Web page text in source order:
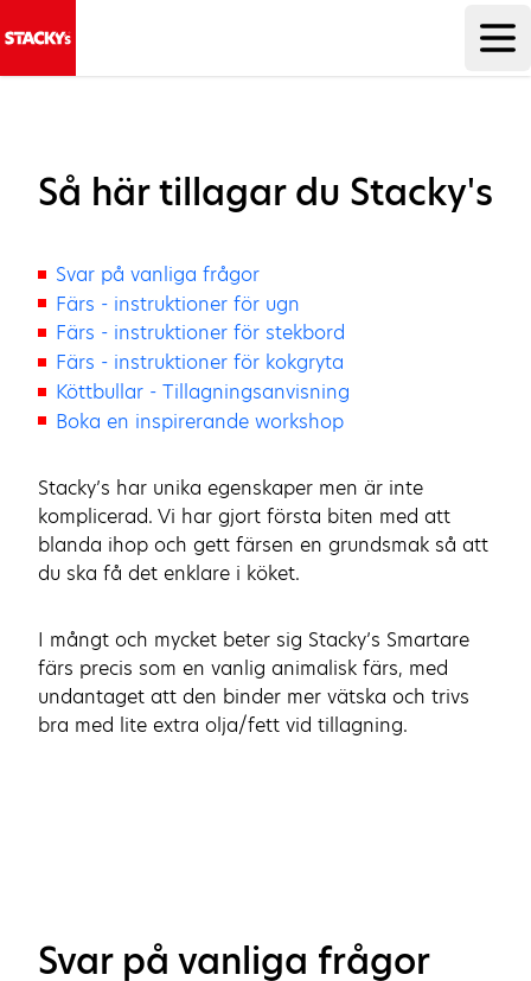
Så här tillagar du Stacky's
Svar på vanliga frågor
Färs - instruktioner för ugn
Färs - instruktioner för stekbord
Färs - instruktioner för kokgryta
Köttbullar - Tillagningsanvisning
Boka en inspirerande workshop
Stacky’s har unika egenskaper men är inte
komplicerad. Vi har gjort första biten med att
blanda ihop och gett färsen en grundsmak så att
du ska få det enklare i köket.
I mångt och mycket beter sig Stacky’s Smartare
färs precis som en vanlig animalisk färs, med
undantaget att den binder mer vätska och trivs
bra med lite extra olja/fett vid tillagning.
Svar på vanliga frågor